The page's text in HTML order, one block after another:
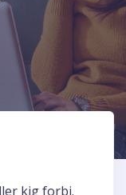
kig forbi.